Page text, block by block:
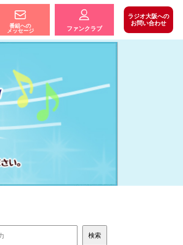
番組への
メッセージ
ファンクラブ
ラジオ大阪への
お問い合わせ